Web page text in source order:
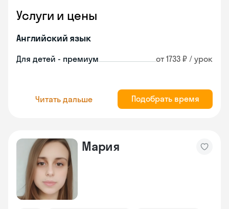
Услуги и цены
Английский язык
Для детей - премиум от 1733 ₽ / урок
Читать дальше Подобрать время
Мария